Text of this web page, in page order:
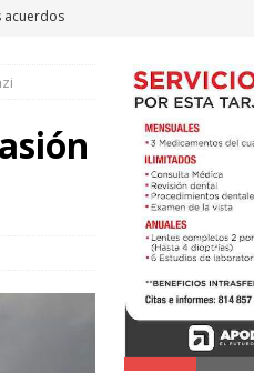
acuerdos